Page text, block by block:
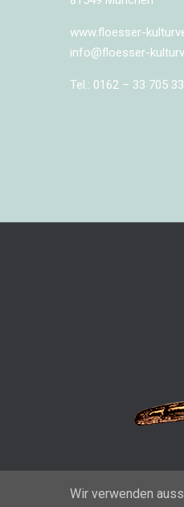
Wir verwenden
www.floesser-
info@floesser-
Tel.: 0162 – 33 705 33